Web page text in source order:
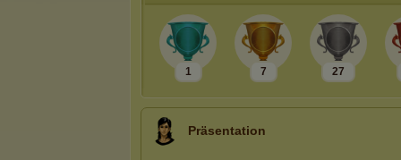
1 7 27
Präsentation